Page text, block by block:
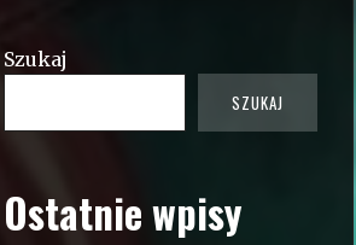
Szukaj
SZUKAJ
Ostatnie wpisy